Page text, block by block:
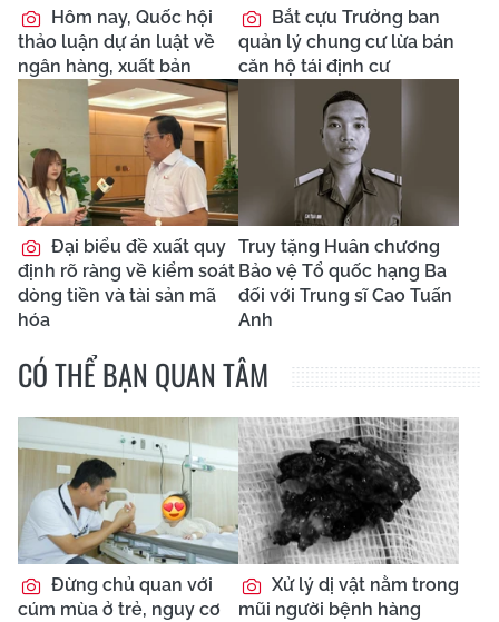
Hôm nay, Quốc hội
thảo luận dự án luật về
ngân hàng, xuất bản
Bắt cựu Trưởng ban
quản lý chung cư lừa bán
căn hộ tái định cư
Đại biểu đề xuất quy
định rõ ràng về kiểm soát
dòng tiền và tài sản mã
hóa
Truy tặng Huân chương
Bảo vệ Tổ quốc hạng Ba
đối với Trung sĩ Cao Tuấn
Anh
CÓ THỂ BẠN QUAN TÂM
Đừng chủ quan với
cúm mùa ở trẻ, nguy cơ
Xử lý dị vật nằm trong
mũi người bệnh hàng